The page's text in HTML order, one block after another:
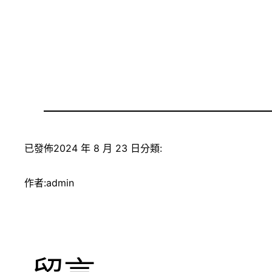
已發佈2024 年 8 月 23 日 分類:
作者:admin